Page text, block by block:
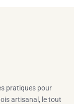
pratiques pour
artisanal, le tout